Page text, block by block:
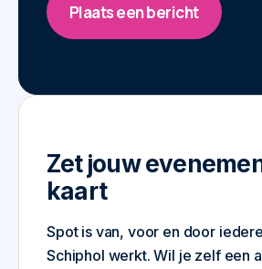
Plaats een bericht
Zet jouw
kaart
Spot is van, voor en door
Schiphol werkt. Wil je zelf een